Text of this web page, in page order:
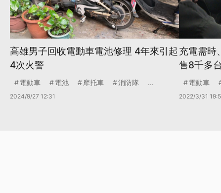
高雄男子回收電動車電池修理 4年來引起
4次火警
電動車 電池 摩托車 消防隊 ...
2024/9/27 12:31
充電需時
售8千多台
電動車
2022/3/31